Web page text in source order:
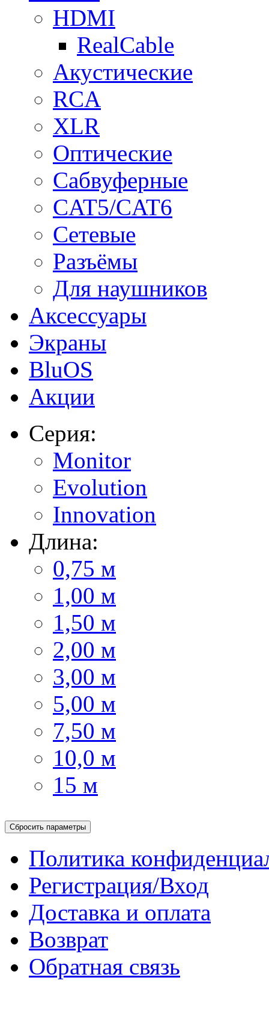
HDMI
RealCable
Акустические
RCA
XLR
Оптические
Сабвуферные
CAT5/CAT6
Сетевые
Разъёмы
Для наушников
Аксессуары
Экраны
BluOS
Акции
Серия:
Monitor
Evolution
Innovation
Длина:
0,75 м
1,00 м
1,50 м
2,00 м
3,00 м
5,00 м
7,50 м
10,0 м
15 м
Политика
Регистрация/Вход
Доставка и оплата
Возврат
Обратная связь